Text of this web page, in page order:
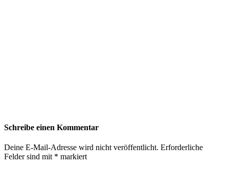
Schreibe einen Kommentar
Deine E-Mail-Adresse wird nicht veröffentlicht. Erforderliche
Felder sind mit * markiert